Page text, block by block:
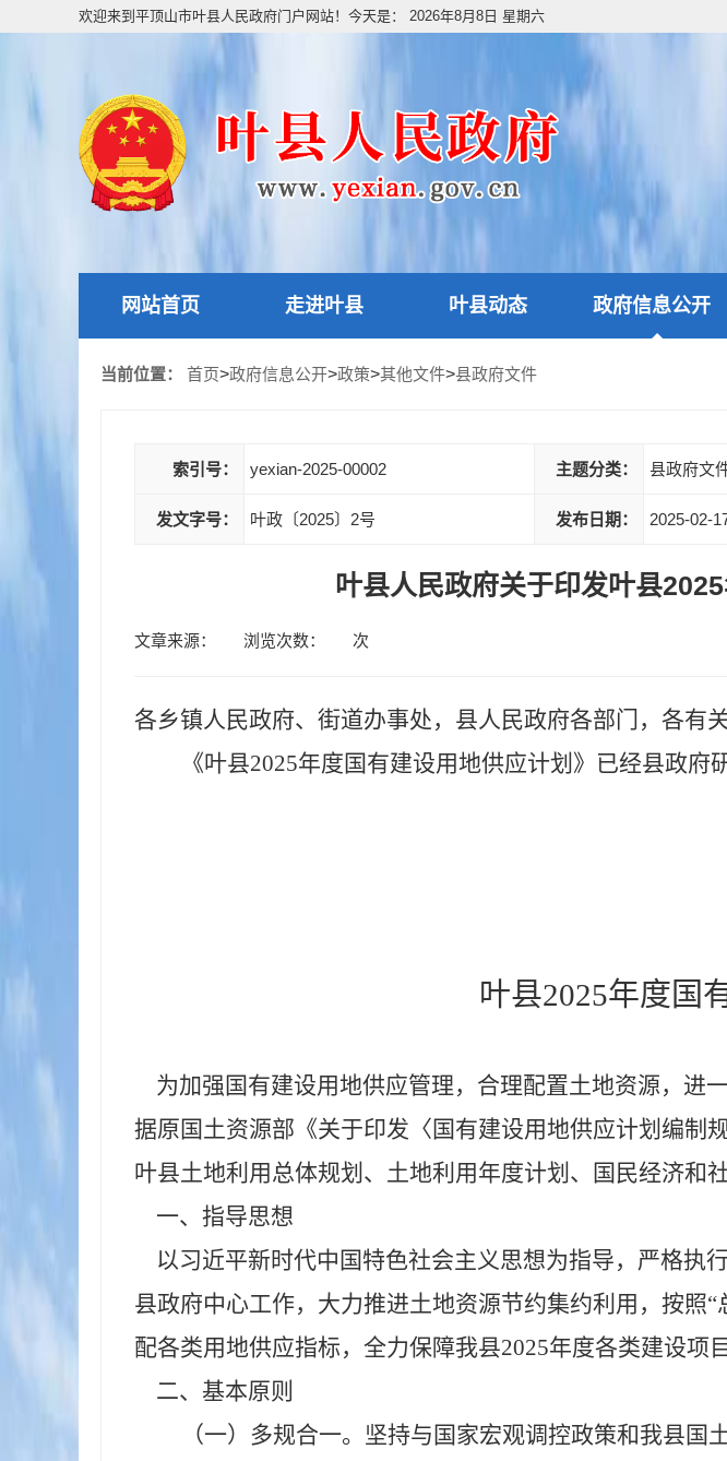
欢迎来到平顶山市叶县人民政府门户网站！今天是： 2026年8月8日 星期六
网站首页 走进叶县 叶县动态 政府信息公开
当前位置： 首页>政府信息公开>政策>其他文件>县政府文件
索引号： yexian-2025-00002 主题分类： 县政府文
发文字号： 叶政〔2025〕2号 发布日期： 2025-02-
叶县人民政府关于印发叶县
文章来源： 浏览次数： 次
各乡镇人民政府、街道办事处，县人民政府各部门，各有关
《叶县2025年度国有建设用地供应计划》已经县政府
叶县2025年度国
为加强国有建设用地供应管理，合理配置土地资源，进
据原国土资源部《关于印发〈国有建设用地供应计划编制
叶县土地利用总体规划、土地利用年度计划、国民经济和
一、指导思想
以习近平新时代中国特色社会主义思想为指导，严格执
县政府中心工作，大力推进土地资源节约集约利用，按照“
配各类用地供应指标，全力保障我县2025年度各类建设项
二、基本原则
（一） 多规合一。 坚持与国家宏观调控政策和我县国